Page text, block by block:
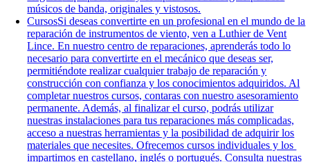
músicos de banda, originales y vistosos.
CursosSi deseas convertirte en un profesional en el mundo de la
reparación de instrumentos de viento, ven a Luthier de Vent
Lince. En nuestro centro de reparaciones, aprenderás todo lo
necesario para convertirte en el mecánico que deseas ser,
permitiéndote realizar cualquier trabajo de reparación y
construcción con confianza y los conocimientos adquiridos. Al
completar nuestros cursos, contaras con nuestro asesoramiento
permanente. Además, al finalizar el curso, podrás utilizar
nuestras instalaciones para tus reparaciones más complicadas,
acceso a nuestras herramientas y la posibilidad de adquirir los
materiales que necesites. Ofrecemos cursos individuales y los
impartimos en castellano, inglés o portugués. Consulta nuestras